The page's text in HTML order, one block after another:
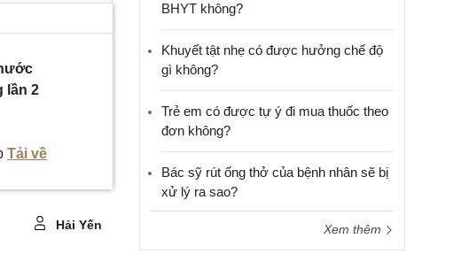
lần 2
Tải về
Hải Yến
BHYT không?
Khuyết tật nhẹ có được hưởng chế độ
gì không?
Trẻ em có được tự ý đi mua thuốc theo
đơn không?
Bác sỹ rút ống thở của bệnh nhân sẽ bị
xử lý ra sao?
Xem thêm